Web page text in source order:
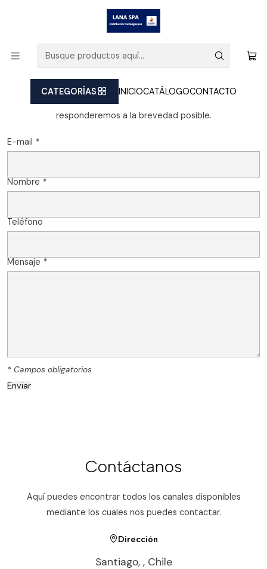
CATEGORÍAS INICIOCATÁLOGOCONTACTO
Inicio Contacto
Mándanos un mensaje
responderemos a la brevedad posible.
E-mail *
Nombre *
Teléfono
Mensaje *
* Campos obligatorios
Contáctanos
Aquí puedes encontrar todos los canales disponibles
mediante los cuales nos puedes contactar.
Dirección
Santiago, , Chile